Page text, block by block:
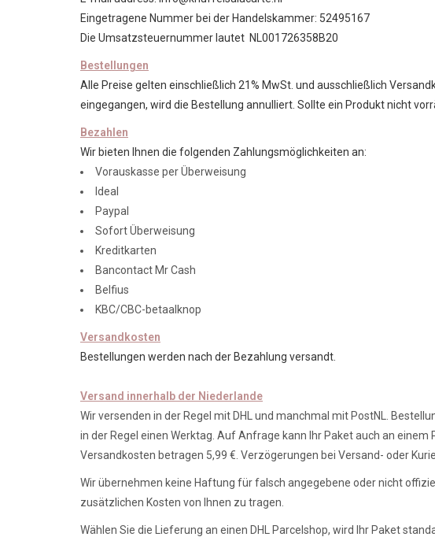
Eingetragene Nummer bei der Handelskammer: 52495167
Die Umsatzsteuernummer lautet NL001726358B20
Bestellungen
Alle Preise gelten einschließlich 21% MwSt. und ausschließlich
eingegangen, wird die Bestellung annulliert. Sollte ein Produkt nicht
Bezahlen
Wir bieten Ihnen die folgenden Zahlungsmöglichkeiten an:
Vorauskasse per Überweisung
Ideal
Paypal
Sofort Überweisung
Kreditkarten
Bancontact Mr Cash
Belfius
KBC/CBC-betaalknop
Versandkosten
Bestellungen werden nach der Bezahlung versandt.
Versand innerhalb der Niederlande
Wir versenden in der Regel mit DHL und manchmal mit PostNL.
in der Regel einen Werktag. Auf Anfrage kann Ihr Paket auch an
Versandkosten betragen 5,99 €. Verzögerungen bei Versand- oder
Wir übernehmen keine Haftung für falsch angegebene oder nicht
zusätzlichen Kosten von Ihnen zu tragen.
Wählen Sie die Lieferung an einen DHL Parcelshop, wird Ihr Paket